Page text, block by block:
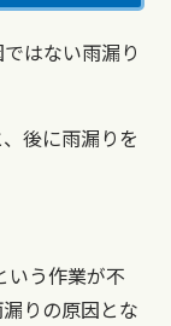
はない雨漏り
後に雨漏りを
いう作業が不
りの原因とな